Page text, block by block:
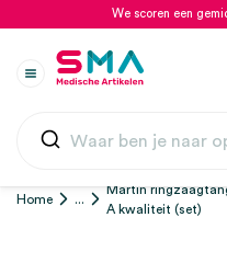
We scoren een
Home ...
Martin
A kwaliteit (set)